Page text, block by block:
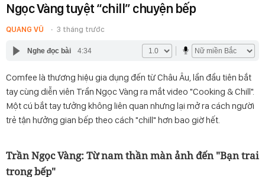
Ngọc Vàng tuyệt “chill” chuyện bếp
QUANG VŨ 3 tháng trước
Nghe đọc bài 4:34
Comfee là thương hiệu gia dụng đến từ Châu Âu, lần đầu tiên bắt
tay cùng diễn viên Trần Ngọc Vàng ra mắt video "Cooking & Chill".
Một cú bắt tay tưởng không liên quan nhưng lại mở ra cách người
trẻ tận hưởng gian bếp theo cách "chill" hơn bao giờ hết.
Trần Ngọc Vàng: Từ nam thần màn ảnh đến "Bạn trai
trong bếp"